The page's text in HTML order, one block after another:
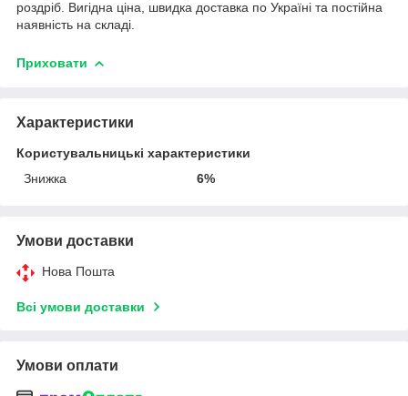
роздріб. Вигідна ціна, швидка доставка по Україні та постійна
наявність на складі.
Приховати
Характеристики
Користувальницькі характеристики
Знижка
6%
Умови доставки
Нова Пошта
Всі умови доставки
Умови оплати